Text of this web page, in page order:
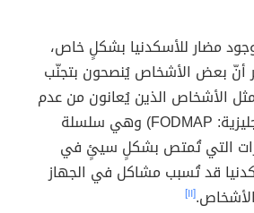
مضار للأسكدنيا بشكلٍ خاص،
أنّ بعض الأشخاص يُنصحون بتجنّب
الأشخاص الذين يُعانون من عدم
تحمل الفودماب (بالإنجليزية: FODMAP) وهي سلسلة
التي تُمتص بشكلٍ سيئٍ في
قد تُسبب مشاكل في الجهاز
[١١]